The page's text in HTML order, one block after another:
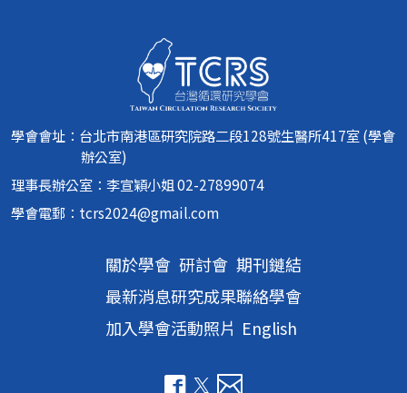
學會會址：台北市南港區研究院路二段128號生醫所417室 (學會
辦公室)
理事長辦公室：李宣穎小姐 02-27899074
學會電郵： tcrs2024@gmail.com
關於學會
最新消息
加入學會
研討會
研究成果
活動照片
期刊鏈結
聯絡學會
English